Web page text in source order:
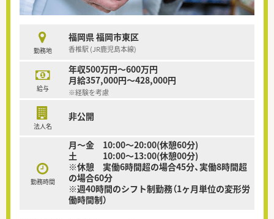
勤務地
福岡県 福岡市東区
香椎駅 (JR鹿児島本線)
給与
年収500万円～600万円
月給357,000円～428,000円
※経験を考慮
法人名
非公開
勤務時間
月～金 10:00～20:00(休憩60分)
土 10:00～13:00(休憩00分)
※休憩 実働6時間超の場合45分、実働8時間超
の場合60分
※週40時間のシフト制勤務（1ヶ月単位の変形労
働時間制）